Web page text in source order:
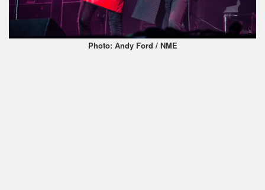
Photo: Andy Ford / NME